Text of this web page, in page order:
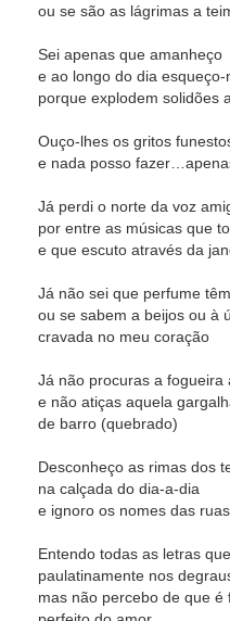
ou se são as lágrimas a
Sei apenas que amanheço
e ao longo do dia esqueço-
porque explodem solidões
Ouço-lhes os gritos
e nada posso
Já perdi o norte da voz
por entre as músicas que
e que escuto através da
Já não sei que perfume
ou se sabem a beijos ou à
cravada no meu coração
Já não procuras a fogueira
e não atiças aquela
de barro (quebrado)
Desconheço as rimas dos
na calçada do dia-a-dia
e ignoro os nomes das
Entendo todas as letras
paulatinamente nos
mas não percebo de que é